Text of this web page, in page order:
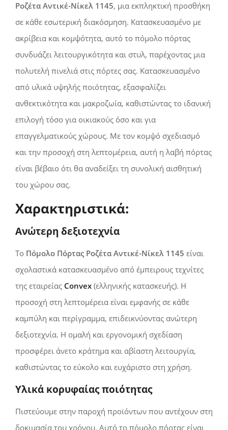
Ροζέτα Αντικέ-Νίκελ 1145, μια εκπληκτική προσθήκη
σε κάθε εσωτερική διακόσμηση. Κατασκευασμένο με
ακρίβεια και κομψότητα, αυτό το πόμολο πόρτας
συνδυάζει λειτουργικότητα και στυλ, παρέχοντας μια
πολυτελή πινελιά στις πόρτες σας. Κατασκευασμένο
από υλικά υψηλής ποιότητας, εξασφαλίζει
ανθεκτικότητα και μακροζωία, καθιστώντας το ιδανική
επιλογή τόσο για οικιακούς όσο και για
επαγγελματικούς χώρους. Με τον κομψό σχεδιασμό
και την προσοχή στη λεπτομέρεια, αυτή η λαβή πόρτας
είναι βέβαιο ότι θα αναδείξει τη συνολική αισθητική
του χώρου σας.
Χαρακτηριστικά:
Ανώτερη δεξιοτεχνία
Το Πόμολο Πόρτας Ροζέτα Αντικέ-Νίκελ 1145 είναι
σχολαστικά κατασκευασμένο από έμπειρους τεχνίτες
της εταιρείας Convex (ελληνικής κατασκευής). Η
προσοχή στη λεπτομέρεια είναι εμφανής σε κάθε
καμπύλη και περίγραμμα, επιδεικνύοντας ανώτερη
δεξιοτεχνία. Η ομαλή και εργονομική σχεδίαση
προσφέρει άνετο κράτημα και αβίαστη λειτουργία,
καθιστώντας το εύκολο και ευχάριστο στη χρήση.
Υλικά κορυφαίας ποιότητας
Πιστεύουμε στην παροχή προϊόντων που αντέχουν στη
δοκιμασία του χρόνου. Αυτό το πόμολο πόρτας είναι